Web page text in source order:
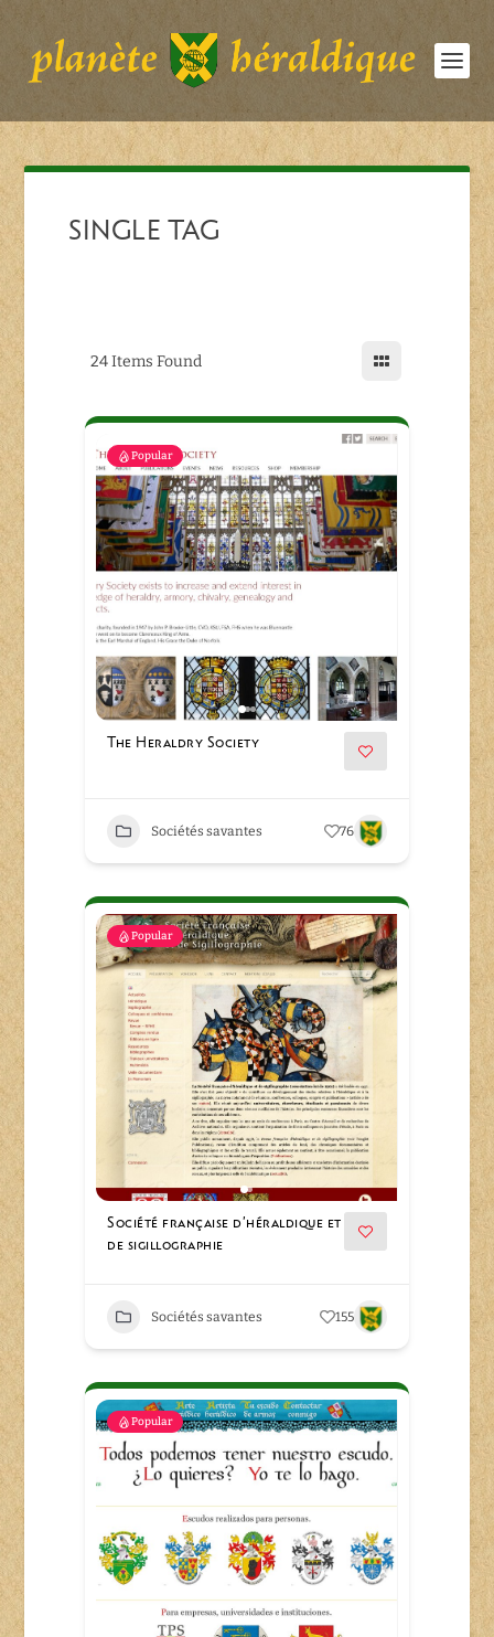
SINGLE TAG
24Items Found
Popular
The Heraldry Society
Sociétés savantes 76
Popular
Société française d’héraldique et
de sigillographie
Sociétés savantes 155
Popular